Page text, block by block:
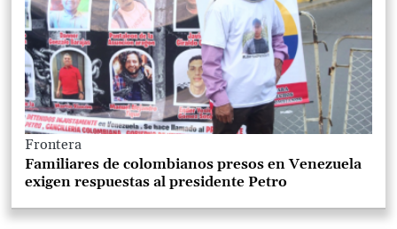
Frontera
Familiares de colombianos presos en Venezuela
exigen respuestas al presidente Petro